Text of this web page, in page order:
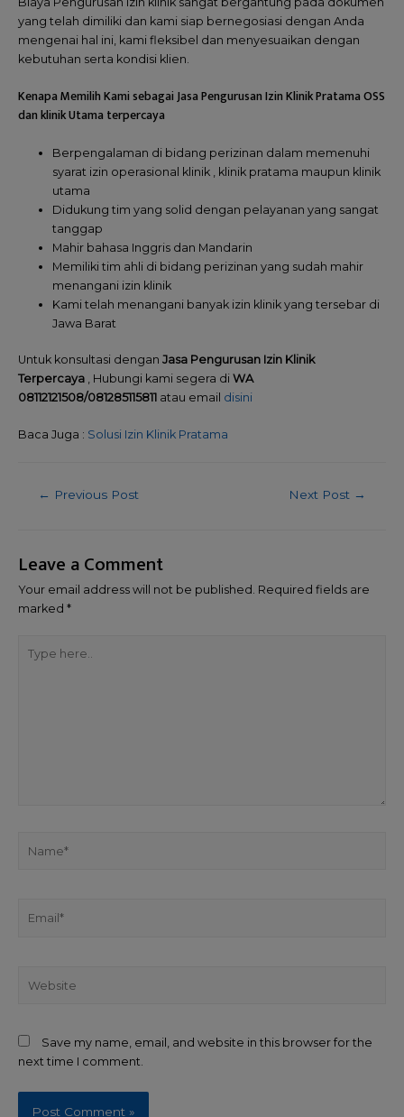
yang telah dimiliki dan kami siap bernegosiasi dengan Anda
mengenai hal ini, kami fleksibel dan menyesuaikan dengan
kebutuhan serta kondisi klien.
Kenapa Memilih Kami sebagai Jasa Pengurusan Izin Klinik Pratama OSS
dan klinik Utama terpercaya
Berpengalaman di bidang perizinan dalam memenuhi
syarat izin operasional klinik , klinik pratama maupun klinik
utama
Didukung tim yang solid dengan pelayanan yang sangat
tanggap
Mahir bahasa Inggris dan Mandarin
Memiliki tim ahli di bidang perizinan yang sudah mahir
menangani izin klinik
Kami telah menangani banyak izin klinik yang tersebar di
Jawa Barat
Untuk konsultasi dengan Jasa Pengurusan Izin Klinik
Terpercaya , Hubungi kami segera di WA
08112121508/081285115811 atau email disini
Baca Juga : Solusi Izin Klinik Pratama
← Previous Post Next Post →
Leave a Comment
Your email address will not be published. Required fields are
marked *
Save my name, email, and website in this browser for the
next time I comment.